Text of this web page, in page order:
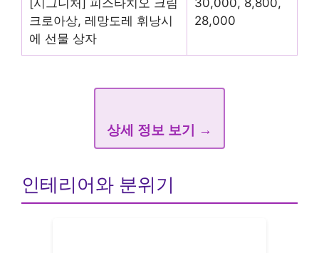
[시그니처] 피스타치오 크림
크로아상, 레망도레 휘낭시
에 선물 상자
30,000, 8,800,
28,000
상세 정보 보기 →
인테리어와 분위기